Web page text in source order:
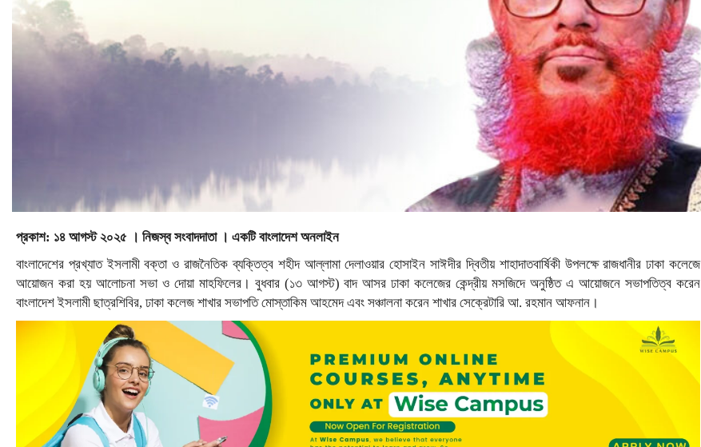
প্রকাশ: ১৪ আগস্ট ২০২৫ । নিজস্ব সংবাদদাতা । একটি বাংলাদেশ অনলাইন
বাংলাদেশের প্রখ্যাত ইসলামী বক্তা ও রাজনৈতিক ব্যক্তিত্ব শহীদ আল্লামা দেলাওয়ার হোসাইন সাঈদীর দ্বিতীয় শাহাদাতবার্ষিকী উপলক্ষে রাজধানীর ঢাকা কলেজে
আয়োজন করা হয় আলোচনা সভা ও দোয়া মাহফিলের। বুধবার (১৩ আগস্ট) বাদ আসর ঢাকা কলেজের কেন্দ্রীয় মসজিদে অনুষ্ঠিত এ আয়োজনে সভাপতিত্ব করেন
বাংলাদেশ ইসলামী ছাত্রশিবির, ঢাকা কলেজ শাখার সভাপতি মোস্তাকিম আহমেদ এবং সঞ্চালনা করেন শাখার সেক্রেটারি আ. রহমান আফনান।